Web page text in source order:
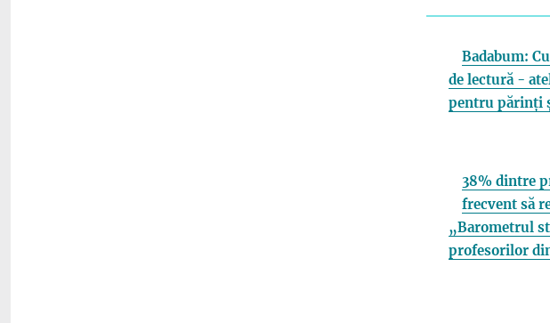
Badabum:
de lectură -
pentru părinți
38% dintre
frecvent să
„Barometrul
profesorilor